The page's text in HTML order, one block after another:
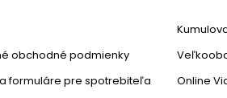
obchodné podmienky
formuláre pre spotrebiteľa
Online